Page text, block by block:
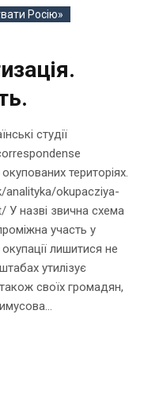
Росію»
студії
територіях.
okupacziya-
назві звична схема
участь у
лишитися не
утилізує
своїх громадян,